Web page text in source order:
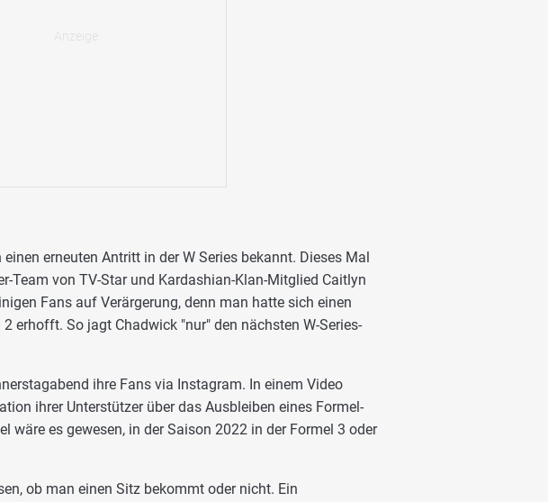
erneuten Antritt in der W Series bekannt. Dieses Mal
Team von TV-Star und Kardashian-Klan-Mitglied Caitlyn
Fans auf Verärgerung, denn man hatte sich einen
erhofft. So jagt Chadwick "nur" den nächsten W-Series-
ihre Fans via Instagram. In einem Video
ihrer Unterstützer über das Ausbleiben eines Formel-
wäre es gewesen, in der Saison 2022 in der Formel 3 oder
ob man einen Sitz bekommt oder nicht. Ein